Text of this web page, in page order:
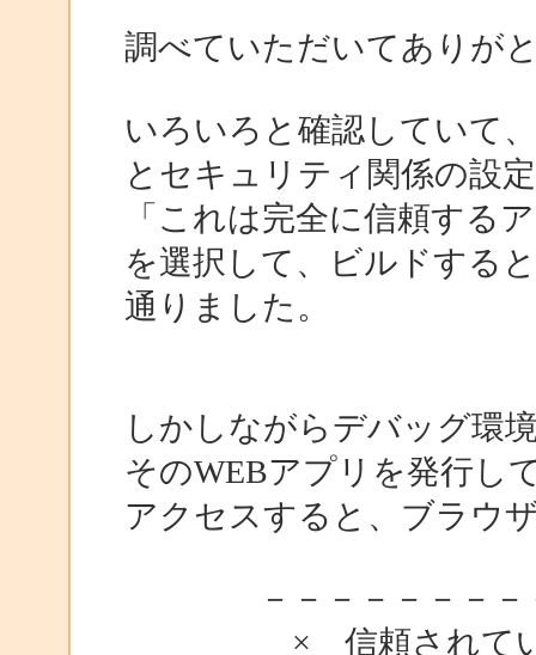
調べていただいてありが
いろいろと確認していて
とセキュリティ関係の設
「これは完全に信頼する
を選択して、ビルドする
通りました。
しかしながらデバッグ環
そのWEBアプリを発行し
アクセスすると、ブラウ
－－－－－－－－－
× 信頼されてい